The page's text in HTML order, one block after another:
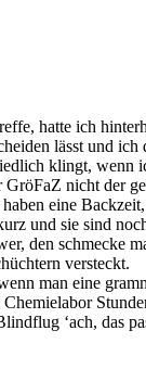
hatte ich
lässt und
klingt, wenn
nicht der
eine
und sie sind
den schmecke
versteckt.
man eine
‘ach, das